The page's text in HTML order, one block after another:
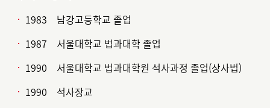
1983 남강고등학교 졸업
1987 서울대학교 법과대학 졸업
1990 서울대학교 법과대학원 석사과정 졸업(상사법)
1990 석사장교